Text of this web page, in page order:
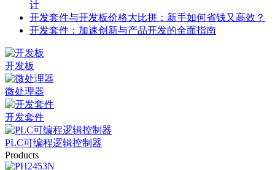
计
开发套件与开发板价格大比拼：新手如何省钱又高效？
开发套件：加速创新与产品开发的全面指南
开发板
微处理器
开发套件
PLC可编程逻辑控制器
Products